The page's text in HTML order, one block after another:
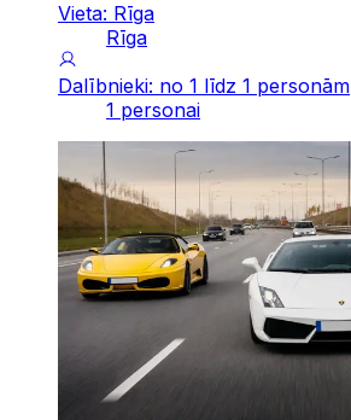
Vieta: Rīga
Rīga
Dalībnieki: no 1 līdz 1 personām
1 personai